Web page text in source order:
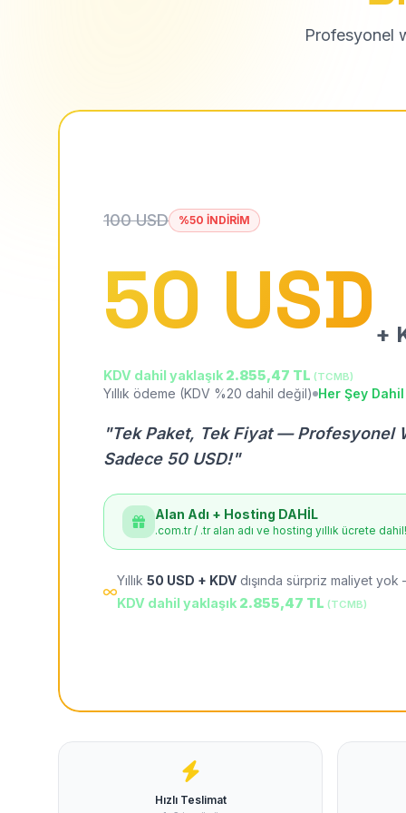
Profesyonel
100 USD %50 İNDİRİM
50 USD +
KDV dahil yaklaşık 2.855,47 TL (TCMB)
Yıllık ödeme (KDV %20 dahil değil) Her Şey Dahil
"Tek Paket, Tek Fiyat — Profesyonel
Sadece 50 USD!"
Alan Adı + Hosting DAHİL
.com.tr / .tr alan adı ve hosting yıllık ücrete dahil!
Yıllık 50 USD + KDV dışında sürpriz maliyet
KDV dahil yaklaşık 2.855,47 TL (TCMB)
Hızlı Teslimat